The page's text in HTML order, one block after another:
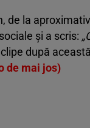
de la
și a scris:
după
de mai jos)